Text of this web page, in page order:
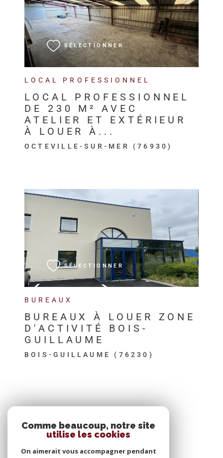
LOCAL PROFESSIONNEL
LOCAL PROFESSIONNEL
DE 230 M² AVEC
ATELIER ET EXTÉRIEUR
À LOUER À...
OCTEVILLE-SUR-MER (76930)
SÉLECTIONNER
VOIR LE BIEN
BUREAUX
BUREAUX À LOUER ZONE
D'ACTIVITÉ BOIS-
GUILLAUME
BOIS-GUILLAUME (76230)
SÉLECTIONNER
VOIR LE BIEN
Comme beaucoup, notre site
utilise les cookies
On aimerait vous accompagner pendant